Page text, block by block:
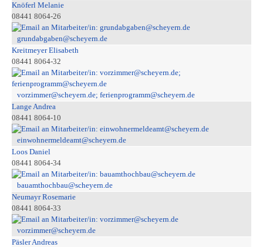
Knöferl Melanie
08441 8064-26
grundabgaben@scheyern.de
Kreitmeyer Elisabeth
08441 8064-32
vorzimmer@scheyern.de; ferienprogramm@scheyern.de
Lange Andrea
08441 8064-10
einwohnermeldeamt@scheyern.de
Loos Daniel
08441 8064-34
bauamthochbau@scheyern.de
Neumayr Rosemarie
08441 8064-33
vorzimmer@scheyern.de
Päsler Andreas